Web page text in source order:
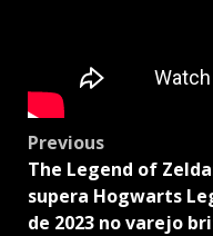
Post
navigation
Previous
The Legend of
supera Hogwarts
de 2023 no varejo